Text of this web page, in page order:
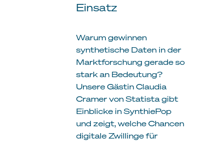
Einsatz
Warum gewinnen
synthetische Daten in der
Marktforschung gerade so
stark an Bedeutung?
Unsere Gästin Claudia
Cramer von Statista gibt
Einblicke in SynthiePop
und zeigt, welche Chancen
digitale Zwillinge für